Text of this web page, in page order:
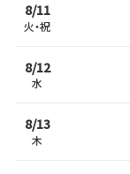
8/11
火 祝
8/12
水
8/13
木